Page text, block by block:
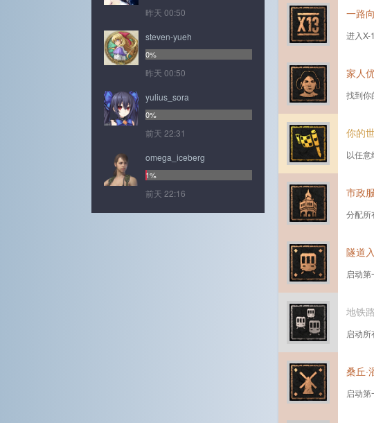
一路
进入X-
家人
找到你
你的
以任意
市政
分配所
隧道
启动第
地铁
启动所
桑丘·
启动第
昨天 00:50
steven-yueh
0%
昨天 00:50
yulius_sora
0%
前天 22:31
omega_iceberg
1%
前天 22:16